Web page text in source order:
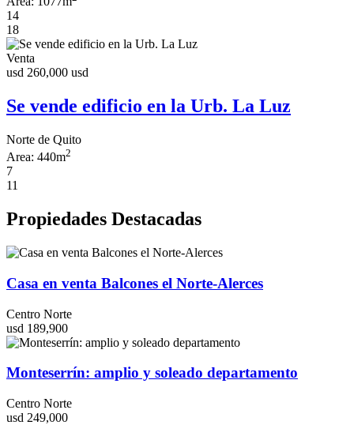
14
18
Venta
usd 260,000 usd
Se vende edificio en la Urb. La Luz
Norte de Quito
Area: 440m2
7
11
Propiedades Destacadas
Casa en venta Balcones el Norte-Alerces
Centro Norte
usd 189,900
Monteserrín: amplio y soleado departamento
Centro Norte
usd 249,000